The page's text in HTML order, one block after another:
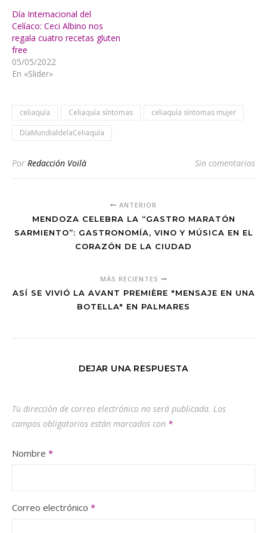
Día Internacional del
Celíaco: Ceci Albino nos
regala cuatro recetas gluten
free
05/05/2022
En «Slider»
celiaquía Celiaquía síntomas
celiaquía síntomas mujer
DíaMundialdelaCeliaquía
Por Redacción Voilà Sin comentarios
ANTERIOR
MENDOZA CELEBRA LA “GASTRO MARATÓN
SARMIENTO”: GASTRONOMÍA, VINO Y MÚSICA EN EL
CORAZÓN DE LA CIUDAD
MÁS RECIENTES
ASÍ SE VIVIÓ LA AVANT PREMIÈRE "MENSAJE EN UNA
BOTELLA" EN PALMARES
DEJAR UNA RESPUESTA
Tu dirección de correo electrónico no será publicada. Los
campos obligatorios están marcados con *
Nombre *
Correo electrónico *